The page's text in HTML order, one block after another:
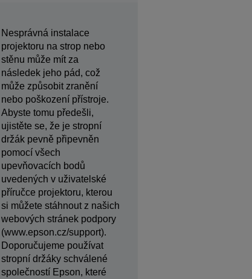
Nesprávná instalace
projektoru na strop nebo
stěnu může mít za
následek jeho pád, což
může způsobit zranění
nebo poškození přístroje.
Abyste tomu předešli,
ujistěte se, že je stropní
držák pevně připevněn
pomocí všech
upevňovacích bodů
uvedených v uživatelské
příručce projektoru, kterou
si můžete stáhnout z našich
webových stránek podpory
(www.epson.cz/support).
Doporučujeme používat
stropní držáky schválené
společností Epson, které